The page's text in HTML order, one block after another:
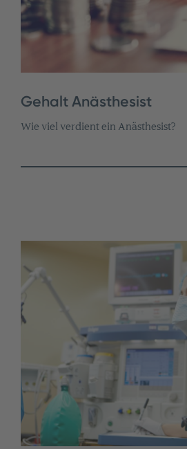
Gehalt Anästhesist
Wie viel verdient ein Anästhesist?